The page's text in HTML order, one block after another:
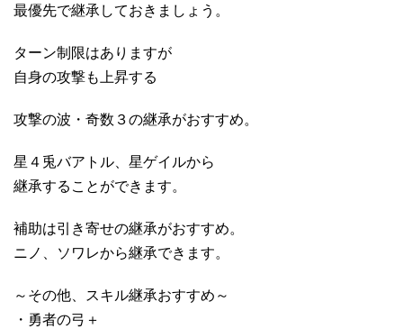
最優先で継承しておきましょう。
ターン制限はありますが
自身の攻撃も上昇する
攻撃の波・奇数３の継承がおすすめ。
星４兎バアトル、星ゲイルから
継承することができます。
補助は引き寄せの継承がおすすめ。
ニノ、ソワレから継承できます。
～その他、スキル継承おすすめ～
・勇者の弓＋